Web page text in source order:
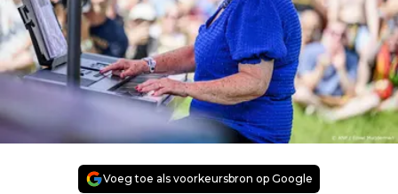
Voeg toe als voorkeursbron op Google